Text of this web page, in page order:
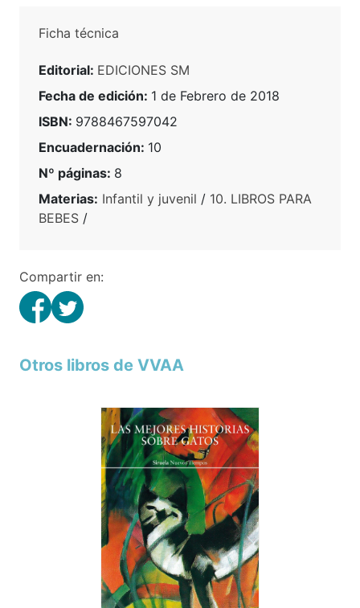
Ficha técnica
Editorial: EDICIONES SM
Fecha de edición: 1 de Febrero de 2018
ISBN: 9788467597042
Encuadernación: 10
Nº páginas: 8
Materias: Infantil y juvenil / 10. LIBROS PARA
BEBES /
Compartir en:
Otros libros de VVAA